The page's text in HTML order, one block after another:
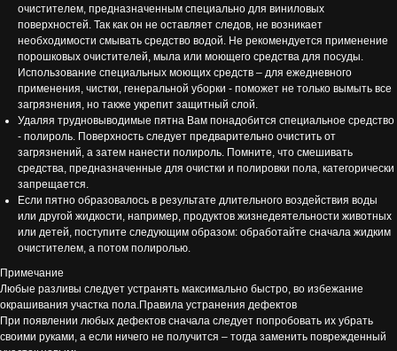
очистителем, предназначенным специально для виниловых
поверхностей. Так как он не оставляет следов, не возникает
необходимости смывать средство водой. Не рекомендуется применение
порошковых очистителей, мыла или моющего средства для посуды.
Использование специальных моющих средств – для ежедневного
применения, чистки, генеральной уборки - поможет не только вымыть все
загрязнения, но также укрепит защитный слой.
Удаляя трудновыводимые пятна Вам понадобится специальное средство
- полироль. Поверхность следует предварительно очистить от
загрязнений, а затем нанести полироль. Помните, что смешивать
средства, предназначенные для очистки и полировки пола, категорически
запрещается.
Если пятно образовалось в результате длительного воздействия воды
или другой жидкости, например, продуктов жизнедеятельности животных
или детей, поступите следующим образом: обработайте сначала жидким
очистителем, а потом полиролью.
Примечание
Любые разливы следует устранять максимально быстро, во избежание
окрашивания участка пола.Правила устранения дефектов
При появлении любых дефектов сначала следует попробовать их убрать
своими руками, а если ничего не получится – тогда заменить поврежденный